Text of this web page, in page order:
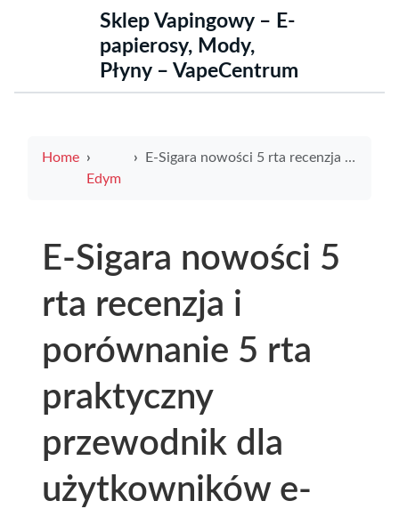
Sklep Vapingowy – E-
papierosy, Mody,
Płyny – VapeCentrum
Home
Edym
E-Sigara nowości 5 rta recenzja i porównanie 5 rta praktyczny przewodnik dla użytkowników e-papierosów
E-Sigara nowości 5
rta recenzja i
porównanie 5 rta
praktyczny
przewodnik dla
użytkowników e-